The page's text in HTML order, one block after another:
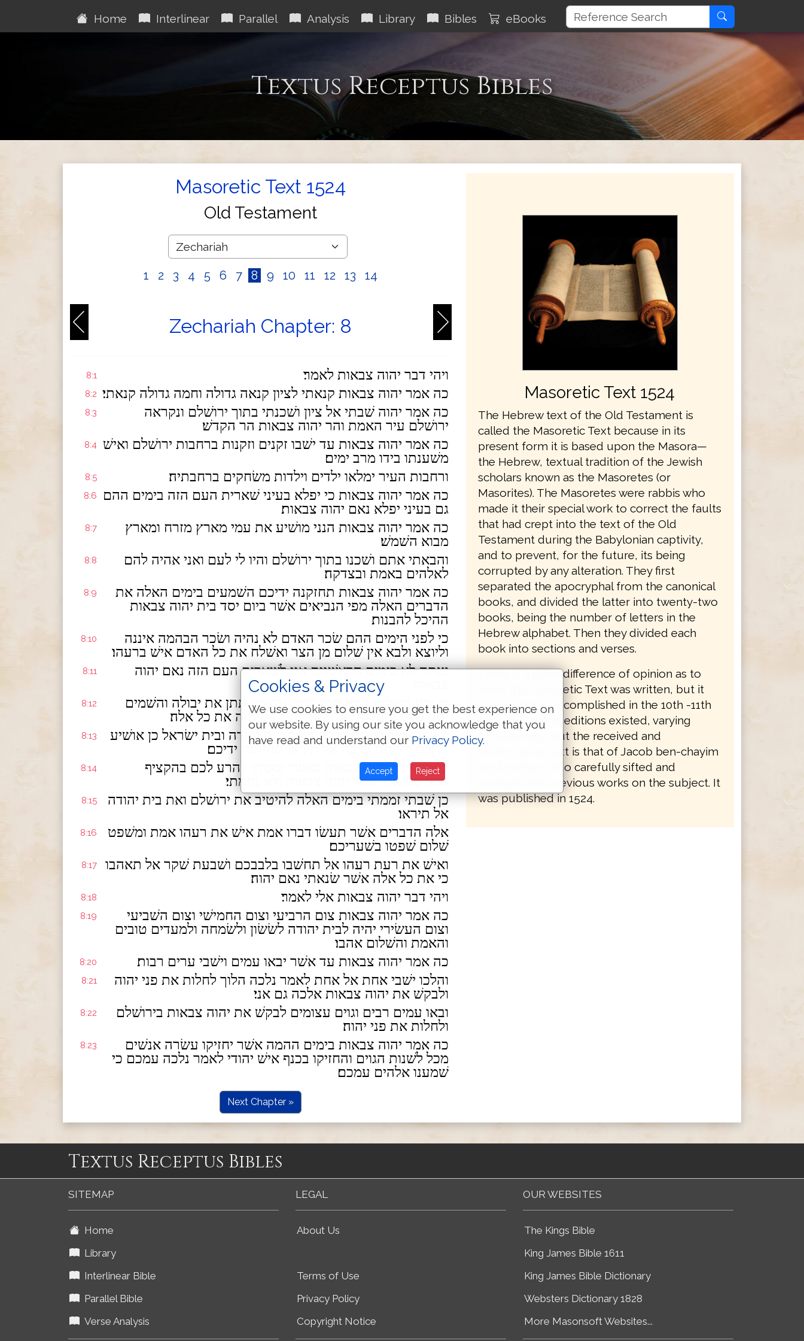
Home Interlinear Parallel Analysis Library Bibles eBooks
Textus Receptus Bibles
Masoretic Text 1524
Old Testament
1 2 3 4 5 6 7 8 9 10 11 12 13 14
Zechariah Chapter: 8
8:1 ויהי דבר יהוה צבאות לאמר׃
8:2 כה אמר יהוה צבאות קנאתי לציון קנאה גדולה וחמה גדולה קנאתי׃
8:3
כה אמר יהוה שׁבתי אל ציון ושׁכנתי בתוך ירושׁלם ונקראה
ירושׁלם עיר האמת והר יהוה צבאות הר הקדשׁ׃
8:4
כה אמר יהוה צבאות עד ישׁבו זקנים וזקנות ברחבות ירושׁלם ואישׁ
משׁענתו בידו מרב ימים׃
8:5 ורחבות העיר ימלאו ילדים וילדות משׂחקים ברחבתיה׃
8:6
כה אמר יהוה צבאות כי יפלא בעיני שׁארית העם הזה בימים ההם
גם בעיני יפלא נאם יהוה צבאות׃
8:7
כה אמר יהוה צבאות הנני מושׁיע את עמי מארץ מזרח ומארץ
מבוא השׁמשׁ׃
8:8
והבאתי אתם ושׁכנו בתוך ירושׁלם והיו לי לעם ואני אהיה להם
לאלהים באמת ובצדקה׃
8:9
כה אמר יהוה צבאות תחזקנה ידיכם השׁמעים בימים האלה את
הדברים האלה מפי הנביאים אשׁר ביום יסד בית יהוה צבאות
ההיכל להבנות׃
8:10
כי לפני הימים ההם שׂכר האדם לא נהיה ושׂכר הבהמה איננה
וליוצא ולבא אין שׁלום מן הצר ואשׁלח את כל האדם אישׁ ברעהו׃
8:11
ועתה לא כימים הראשׁנים אני לשׁארית העם הזה נאם יהוה
8:12
כי זרע השׁלום הגפן תתן פריה והארץ תתן את יבולה והשׁמים
יתנו טלם והנחלתי את שׁארית העם הזה את כל אלה׃
8:13
והיה כאשׁר הייתם קללה בגוים בית יהודה ובית ישׂראל כן אושׁיע
אתכם והייתם ברכה אל תיראו תחזקנה ידיכם׃
8:14
כי כה אמר יהוה צבאות כאשׁר זממתי להרע לכם בהקציף
אבתיכם אתי אמר יהוה צבאות ולא נחמתי׃
8:15
כן שׁבתי זממתי בימים האלה להיטיב את ירושׁלם ואת בית יהודה
אל תיראו׃
8:16
אלה הדברים אשׁר תעשׂו דברו אמת אישׁ את רעהו אמת ומשׁפט
שׁלום שׁפטו בשׁעריכם׃
8:17
ואישׁ את רעת רעהו אל תחשׁבו בלבבכם ושׁבעת שׁקר אל תאהבו
כי את כל אלה אשׁר שׂנאתי נאם יהוה׃
8:18 ויהי דבר יהוה צבאות אלי לאמר׃
8:19
כה אמר יהוה צבאות צום הרביעי וצום החמישׁי וצום השׁביעי
וצום העשׂירי יהיה לבית יהודה לשׂשׂון ולשׂמחה ולמעדים טובים
והאמת והשׁלום אהבו׃
8:20 כה אמר יהוה צבאות עד אשׁר יבאו עמים וישׁבי ערים רבות׃
8:21
והלכו ישׁבי אחת אל אחת לאמר נלכה הלוך לחלות את פני יהוה
ולבקשׁ את יהוה צבאות אלכה גם אני׃
8:22
ובאו עמים רבים וגוים עצומים לבקשׁ את יהוה צבאות בירושׁלם
ולחלות את פני יהוה׃
8:23
כה אמר יהוה צבאות בימים ההמה אשׁר יחזיקו עשׂרה אנשׁים
מכל לשׁנות הגוים והחזיקו בכנף אישׁ יהודי לאמר נלכה עמכם כי
שׁמענו אלהים עמכם׃
Next Chapter »
Masoretic Text 1524
The Hebrew text of the Old Testament is
called the Masoretic Text because in its
present form it is based upon the Masora—
the Hebrew, textual tradition of the Jewish
scholars known as the Masoretes (or
Masorites). The Masoretes were rabbis who
made it their special work to correct the faults
that had crept into the text of the Old
Testament during the Babylonian captivity,
and to prevent, for the future, its being
corrupted by any alteration. They first
separated the apocryphal from the canonical
books, and divided the latter into twenty-two
books, being the number of letters in the
Hebrew alphabet. Then they divided each
book into sections and verses.
There is a great difference of opinion as to
when the Masoretic Text was written, but it
was probably accomplished in the 10th -11th
century. Several editions existed, varying
considerably, but the received and
authoritative text is that of Jacob ben-chayim
ibn Adonijah, who carefully sifted and
arranged the previous works on the subject. It
was published in 1524.
Textus Receptus Bibles
SITEMAP
Home
Library
Interlinear Bible
Parallel Bible
Verse Analysis
LEGAL
About Us
Terms of Use
Privacy Policy
Copyright Notice
OUR WEBSITES
The Kings Bible
King James Bible 1611
King James Bible Dictionary
Websters Dictionary 1828
More Masonsoft Websites...
Cookies & Privacy
We use cookies to ensure you get the best experience on
our website. By using our site you acknowledge that you
have read and understand our Privacy Policy.
Accept Reject